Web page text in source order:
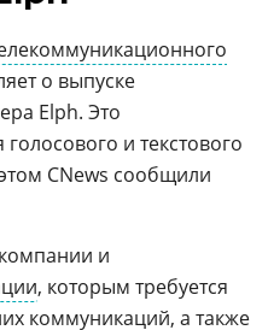
о выпуске
Elph. Это
и текстового
CNews сообщили
и
, которым требуется
коммуникаций, а также